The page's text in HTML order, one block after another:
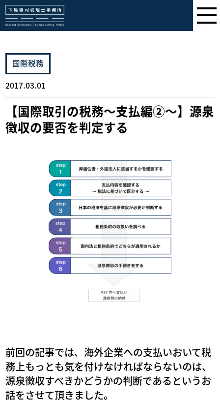
国際税務
2017.03.01
【国際取引の税務～支払編②～】源泉
徴収の要否を判定する
前回の記事では、海外企業への支払いおいて税
務上もっとも気を付けなければならないのは、
源泉徴収すべきかどうかの判断であるというお
話をさせて頂きました。